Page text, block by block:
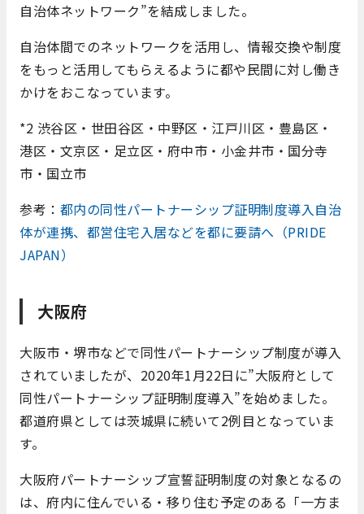
自治体ネットワーク”を結成しました。
自治体間でのネットワークを活用し、情報交換や制度
をもっと活用してもらえるように都や民間に対し働き
かけをおこなっています。
*2 渋谷区・世田谷区・中野区・江戸川区・豊島区・
港区・文京区・足立区・府中市・小金井市・国分寺
市・国立市
参考： 都内の同性パートナーシップ証明制度導入自治
体が連携、都営住宅入居などを都に要請へ（PRIDE
JAPAN）
大阪府
大阪市・堺市などで同性パートナーシップ制度が導入
されていましたが、2020年1月22日に”大阪府として
同性パートナーシップ証明制度導入”を始めました。
都道府県としては茨城県に続いて2例目となっていま
す。
大阪府パートナーシップ宣誓証明制度の対象となるの
は、府内に住んでいる・移り住む予定のある「一方ま